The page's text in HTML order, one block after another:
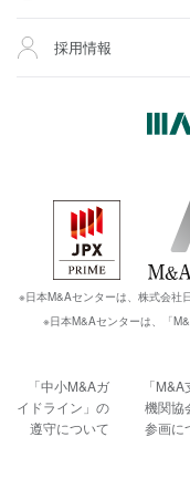
採用情報
※日本M&Aセンターは、株式会社
※日本M&Aセンターは、「
「中小M&Aガ
イドライン」の
遵守について
「
機関協
参画に